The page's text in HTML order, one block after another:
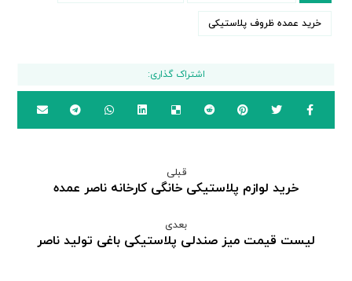
خرید عمده ظروف پلاستیکی
قبلی
خرید لوازم پلاستیکی خانگی کارخانه ناصر عمده
بعدی
لیست قیمت میز صندلی پلاستیکی باغی تولید ناصر